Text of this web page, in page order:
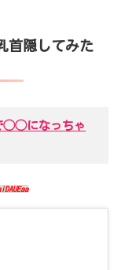
首隠してみた
◯◯になっちゃ